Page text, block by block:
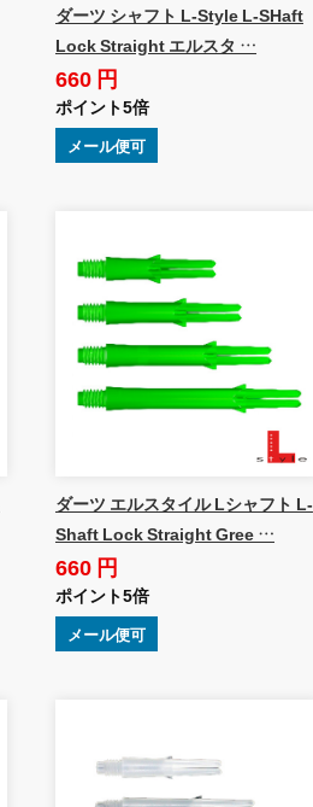
ダーツ シャフト L-Style L-SHaft
Lock Straight エルスタ …
660 円
ポイント5倍
メール便可
ダーツ エルスタイル Lシャフト L-
Shaft Lock Straight Gree …
660 円
ポイント5倍
メール便可